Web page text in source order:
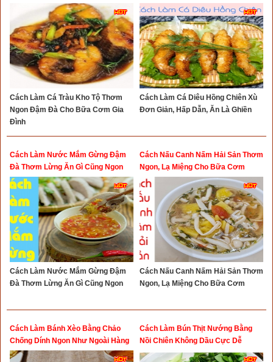
Cách Làm Cá Tràu Kho Tộ Thơm
Ngon Đậm Đà Cho Bữa Cơm Gia
Đình
Cách Làm Cá Diêu Hồng Chiên Xù
Đơn Giản, Hấp Dẫn, Ăn Là Ghiền
Cách Làm Nước Mắm Gừng Đậm
Đà Thơm Lừng Ăn Gì Cũng Ngon
Cách Làm Nước Mắm Gừng Đậm
Đà Thơm Lừng Ăn Gì Cũng Ngon
Cách Nấu Canh Nấm Hải Sản Thơm
Ngon, Lạ Miệng Cho Bữa Cơm
Cách Nấu Canh Nấm Hải Sản Thơm
Ngon, Lạ Miệng Cho Bữa Cơm
Cách Làm Bánh Xèo Bằng Chảo
Chống Dính Ngon Như Ngoài Hàng
Cực Đơn Giản
Cách Làm Bún Thịt Nướng Bằng
Nồi Chiên Không Dầu Cực Dễ
Dàng, Thơm Ngon